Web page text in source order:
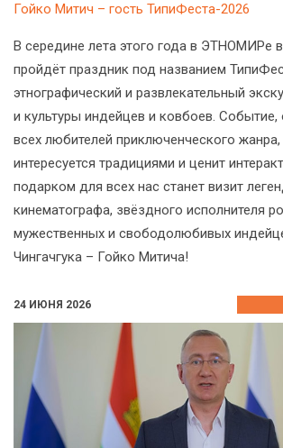
Гойко Митич – гость ТипиФеста-2026
В середине лета этого года в ЭТНОМИРе
пройдёт праздник под названием
этнографический и развлекательный
и культуры индейцев и ковбоев.
всех любителей приключенческого жанра,
интересуется традициями и ценит
подарком для всех нас станет визит
кинематографа, звёздного исполнителя
мужественных и свободолюбивых
Чингачгука – Гойко Митича!
24 ИЮНЯ 2026